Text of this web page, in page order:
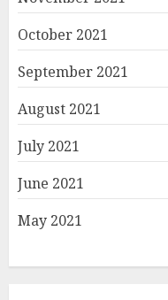
October 2021
September 2021
August 2021
July 2021
June 2021
May 2021